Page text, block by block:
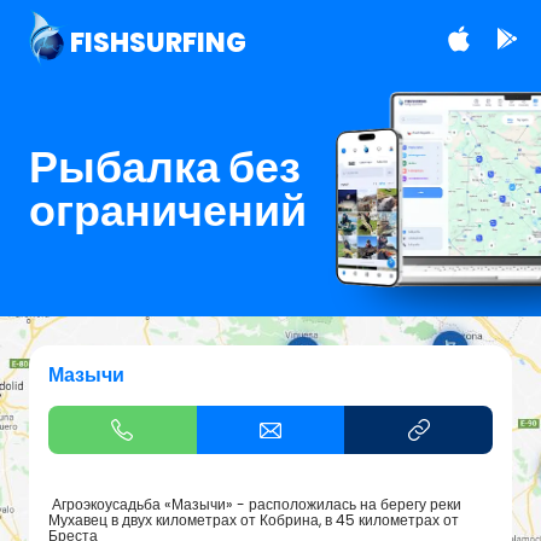
FISHSURFING
Рыбалка без
ограничений
Мазычи
Агроэкоусадьба «Мазычи» - расположилась на берегу реки
Мухавец в двух километрах от Кобрина, в 45 километрах от
Бреста